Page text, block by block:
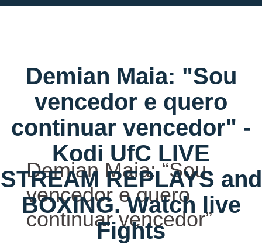
Demian Maia: "Sou
vencedor e quero
continuar vencedor" -
Kodi UfC LIVE
STREAM REPLAYS and
BOXING. Watch live
Fights
Demian Maia: “Sou
vencedor e quero
continuar vencedor”